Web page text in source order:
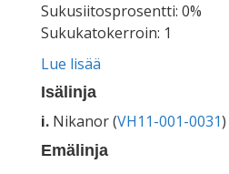
Sukusiitosprosentti: 0%
Sukukatokerroin: 1
Lue lisää
Isälinja
i. Nikanor (VH11-001-0031)
Emälinja